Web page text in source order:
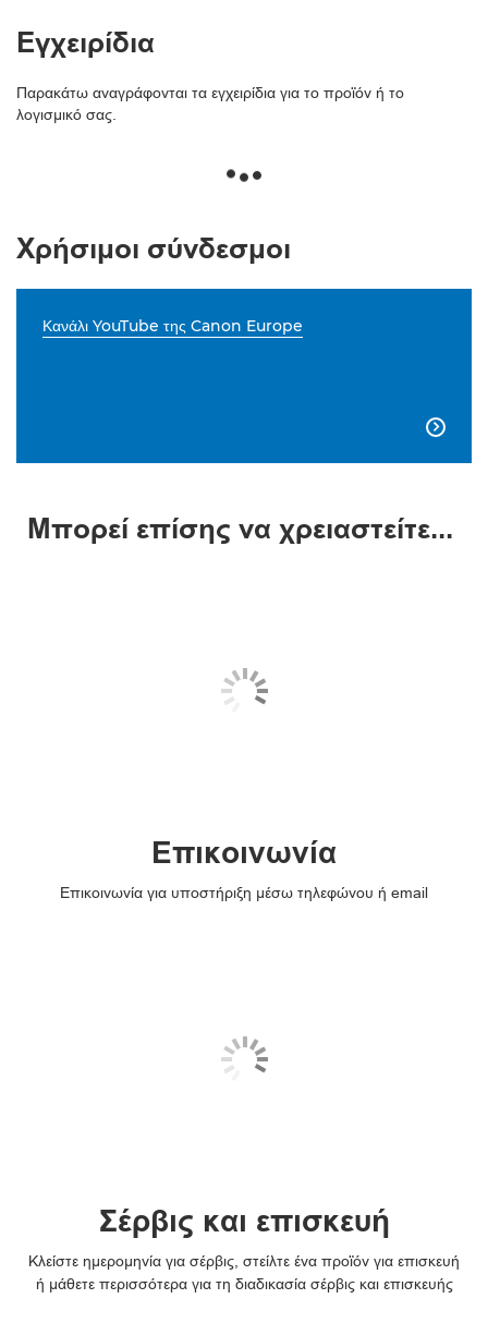
Εγχειρίδια
Παρακάτω αναγράφονται τα εγχειρίδια για το προϊόν ή το
λογισμικό σας.
Χρήσιμοι σύνδεσμοι
Κανάλι YouTube της Canon Europe

Μπορεί επίσης να χρειαστείτε...
Επικοινωνία
Επικοινωνία για υποστήριξη μέσω τηλεφώνου ή email
Σέρβις και επισκευή
Κλείστε ημερομηνία για σέρβις, στείλτε ένα προϊόν για επισκευή
ή μάθετε περισσότερα για τη διαδικασία σέρβις και επισκευής